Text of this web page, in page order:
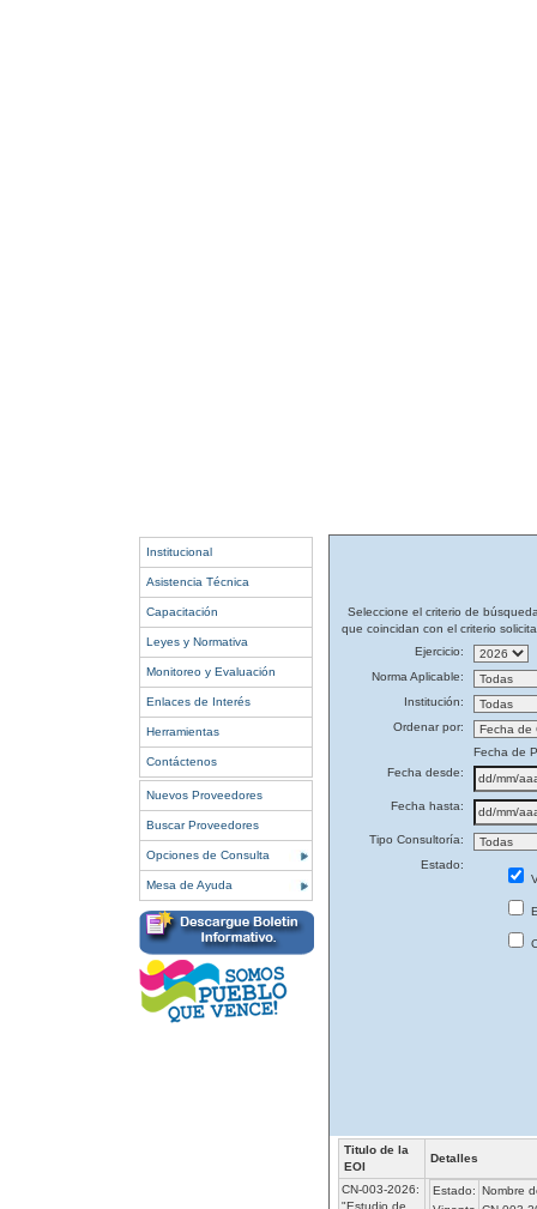
Institucional
Asistencia Técnica
Capacitación
Leyes y Normativa
Monitoreo y Evaluación
Enlaces de Interés
Herramientas
Contáctenos
Nuevos Proveedores
Buscar Proveedores
Opciones de Consulta
Mesa de Ayuda
Seleccione el criterio de
que coincidan con el criterio
Ejercicio:
Norma Aplicable:
Institución:
Ordenar por:
Fecha de
Fecha desde:
Fecha hasta:
Tipo Consultoría:
Estado:
Titulo de la
EOI
Detalles
CN-003-2026:
"Estudio de
Estado: Nombre